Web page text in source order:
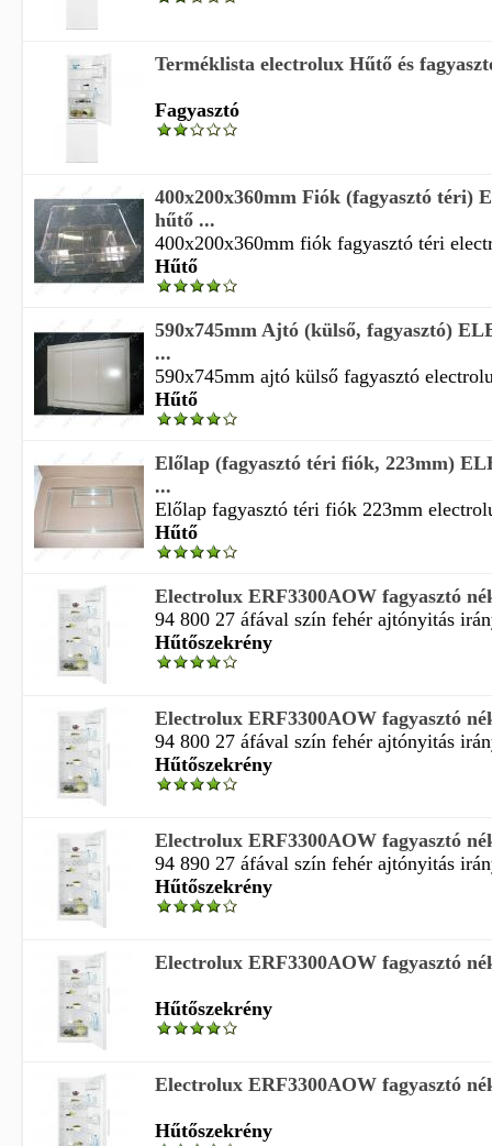
Terméklista electrolux Hűtő és
Fagyasztó
400x200x360mm Fiók (fagyasztó téri)
hűtő ...
400x200x360mm fiók fagyasztó téri
Hűtő
590x745mm Ajtó (külső, fagyasztó)
...
590x745mm ajtó külső fagyasztó
Hűtő
Előlap (fagyasztó téri fiók, 223mm)
...
Előlap fagyasztó téri fiók 223mm
Hűtő
Electrolux ERF3300AOW fagyasztó
94 800 27 áfával szín fehér ajtónyitás
Hűtőszekrény
Electrolux ERF3300AOW fagyasztó
94 800 27 áfával szín fehér ajtónyitás
Hűtőszekrény
Electrolux ERF3300AOW fagyasztó
94 890 27 áfával szín fehér ajtónyitás
Hűtőszekrény
Electrolux ERF3300AOW fagyasztó
Hűtőszekrény
Electrolux ERF3300AOW fagyasztó
Hűtőszekrény